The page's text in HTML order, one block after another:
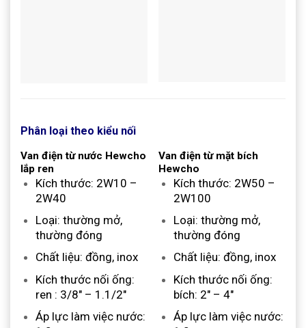
Phân loại theo kiểu nối
Van điện từ nước Hewcho
lắp ren
Kích thước: 2W10 –
2W40
Loại: thường mở,
thường đóng
Chất liệu: đồng, inox
Kích thước nối ống:
ren : 3/8″ – 1.1/2″
Áp lực làm việc nước:
Van điện từ mặt bích
Hewcho
Kích thước: 2W50 –
2W100
Loại: thường mở,
thường đóng
Chất liệu: đồng, inox
Kích thước nối ống:
bích: 2″ – 4″
Áp lực làm việc nước: